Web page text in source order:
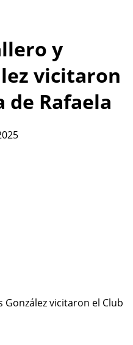
y
vicitaron
de Rafaela